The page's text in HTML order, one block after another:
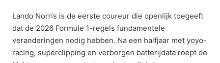
Lando Norris is de eerste coureur die openlijk toegeeft
dat de 2026 Formule 1-regels fundamentele
veranderingen nodig hebben. Na een halfjaar met yoyo-
racing, superclipping en verborgen batterijdata roept de